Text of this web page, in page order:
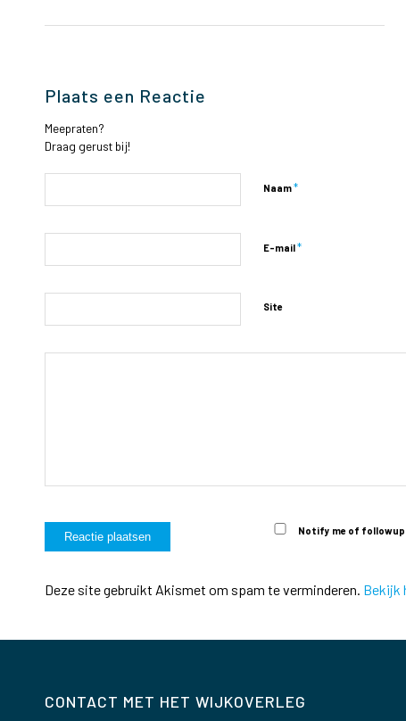
Plaats een Reactie
Meepraten?
Draag gerust bij!
Naam*
E-mail*
Site
Notify me of followup
Deze site gebruikt Akismet om spam te verminderen. Bekijk
CONTACT MET HET WIJKOVERLEG